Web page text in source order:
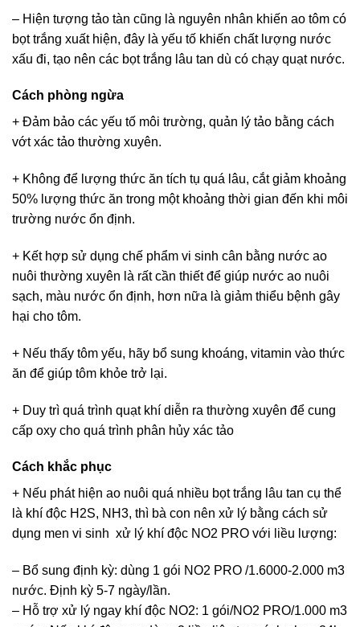
– Hiện tượng tảo tàn cũng là nguyên nhân khiến ao tôm có
bọt trắng xuất hiện, đây là yếu tố khiến chất lượng nước
xấu đi, tạo nên các bọt trắng lâu tan dù có chạy quạt nước.
Cách phòng ngừa
+ Đảm bảo các yếu tố môi trường, quản lý tảo bằng cách
vớt xác tảo thường xuyên.
+ Không để lượng thức ăn tích tụ quá lâu, cắt giảm khoảng
50% lượng thức ăn trong một khoảng thời gian đến khi môi
trường nước ổn định.
+ Kết hợp sử dụng chế phẩm vi sinh cân bằng nước ao
nuôi thường xuyên là rất cần thiết để giúp nước ao nuôi
sạch, màu nước ổn định, hơn nữa là giảm thiểu bệnh gây
hại cho tôm.
+ Nếu thấy tôm yếu, hãy bổ sung khoáng, vitamin vào thức
ăn để giúp tôm khỏe trở lại.
+ Duy trì quá trình quạt khí diễn ra thường xuyên để cung
cấp oxy cho quá trình phân hủy xác tảo
Cách khắc phục
+ Nếu phát hiện ao nuôi quá nhiều bọt trắng lâu tan cụ thể
là khí độc H2S, NH3, thì bà con nên xử lý bằng cách sử
dụng men vi sinh xử lý khí độc NO2 PRO với liều lượng:
– Bổ sung định kỳ: dùng 1 gói NO2 PRO /1.6000-2.000 m3
nước. Định kỳ 5-7 ngày/lần.
– Hỗ trợ xử lý ngay khí độc NO2: 1 gói/NO2 PRO/1.000 m3